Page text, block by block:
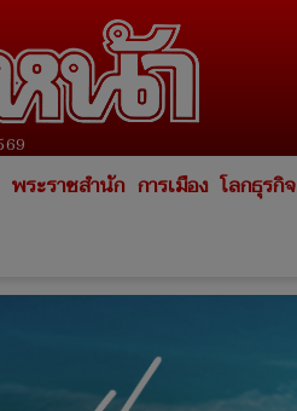
พระราชสำนัก การเมือง โลกธุรกิจ